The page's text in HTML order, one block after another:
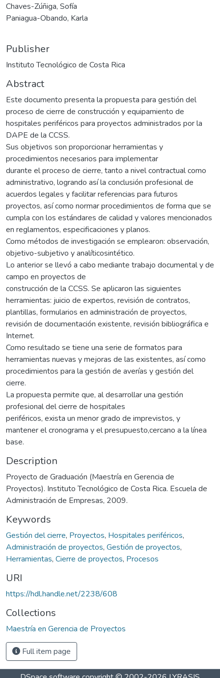
Chaves-Zúñiga, Sofía
Paniagua-Obando, Karla
Publisher
Instituto Tecnológico de Costa Rica
Abstract
Este documento presenta la propuesta para gestión del
proceso de cierre de construcción y equipamiento de
hospitales periféricos para proyectos administrados por la
DAPE de la CCSS.
Sus objetivos son proporcionar herramientas y
procedimientos necesarios para implementar
durante el proceso de cierre, tanto a nivel contractual como
administrativo, logrando así la conclusión profesional de
acuerdos legales y facilitar referencias para futuros
proyectos, así como normar procedimientos de forma que se
cumpla con los estándares de calidad y valores mencionados
en reglamentos, especificaciones y planos.
Como métodos de investigación se emplearon: observación,
objetivo-subjetivo y analíticosintético.
Lo anterior se llevó a cabo mediante trabajo documental y de
campo en proyectos de
construcción de la CCSS. Se aplicaron las siguientes
herramientas: juicio de expertos, revisión de contratos,
plantillas, formularios en administración de proyectos,
revisión de documentación existente, revisión bibliográfica e
Internet.
Como resultado se tiene una serie de formatos para
herramientas nuevas y mejoras de las existentes, así como
procedimientos para la gestión de averías y gestión del
cierre.
La propuesta permite que, al desarrollar una gestión
profesional del cierre de hospitales
periféricos, exista un menor grado de imprevistos, y
mantener el cronograma y el presupuesto,cercano a la línea
base.
Description
Proyecto de Graduación (Maestría en Gerencia de
Proyectos). Instituto Tecnológico de Costa Rica. Escuela de
Administración de Empresas, 2009.
Keywords
Gestión del cierre, Proyectos, Hospitales periféricos,
Administración de proyectos, Gestión de proyectos,
Herramientas, Cierre de proyectos, Procesos
URI
https://hdl.handle.net/2238/608
Collections
Maestría en Gerencia de Proyectos
Full item page